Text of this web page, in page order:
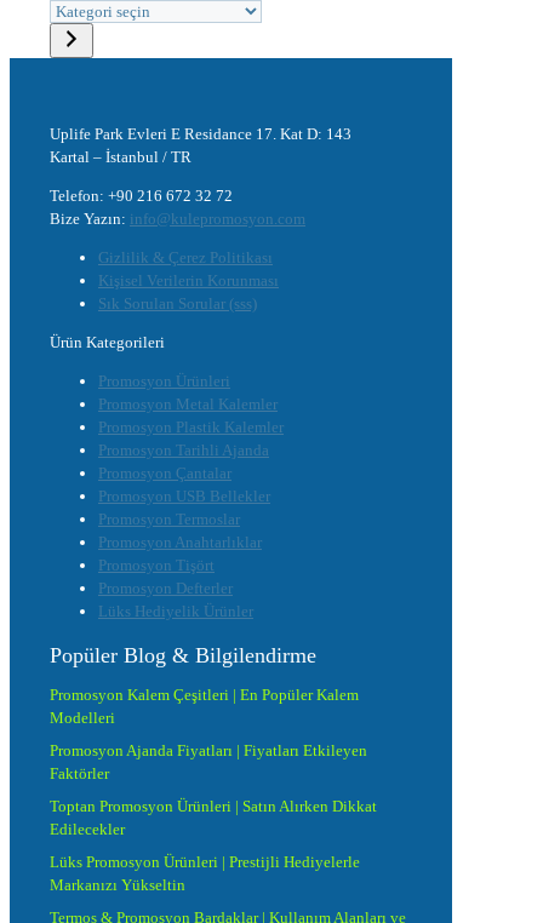
Uplife Park Evleri E Residance 17. Kat D: 143
Kartal – İstanbul / TR
Telefon: +90 216 672 32 72
Bize Yazın: info@kulepromosyon.com
Gizlilik & Çerez Politikası
Kişisel Verilerin Korunması
Sık Sorulan Sorular (sss)
Ürün Kategorileri
Promosyon Ürünleri
Promosyon Metal Kalemler
Promosyon Plastik Kalemler
Promosyon Tarihli Ajanda
Promosyon Çantalar
Promosyon USB Bellekler
Promosyon Termoslar
Promosyon Anahtarlıklar
Promosyon Tişört
Promosyon Defterler
Lüks Hediyelik Ürünler
Popüler Blog & Bilgilendirme
Promosyon Kalem Çeşitleri | En Popüler Kalem
Modelleri
Promosyon Ajanda Fiyatları | Fiyatları Etkileyen
Faktörler
Toptan Promosyon Ürünleri | Satın Alırken Dikkat
Edilecekler
Lüks Promosyon Ürünleri | Prestijli Hediyelerle
Markanızı Yükseltin
Termos & Promosyon Bardaklar | Kullanım Alanları ve